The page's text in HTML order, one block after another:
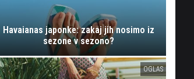
Havaianas japonke: zakaj jih nosimo iz
sezone v sezono?
OGLAS